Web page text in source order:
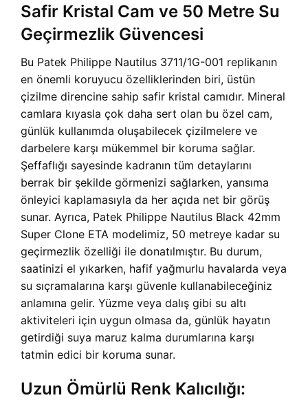
Safir Kristal Cam ve 50 Metre Su
Geçirmezlik Güvencesi
Bu Patek Philippe Nautilus 3711/1G-001 replikanın
en önemli koruyucu özelliklerinden biri, üstün
çizilme direncine sahip safir kristal camıdır. Mineral
camlara kıyasla çok daha sert olan bu özel cam,
günlük kullanımda oluşabilecek çizilmelere ve
darbelere karşı mükemmel bir koruma sağlar.
Şeffaflığı sayesinde kadranın tüm detaylarını
berrak bir şekilde görmenizi sağlarken, yansıma
önleyici kaplamasıyla da her açıda net bir görüş
sunar. Ayrıca, Patek Philippe Nautilus Black 42mm
Super Clone ETA modelimiz, 50 metreye kadar su
geçirmezlik özelliği ile donatılmıştır. Bu durum,
saatinizi el yıkarken, hafif yağmurlu havalarda veya
su sıçramalarına karşı güvenle kullanabileceğiniz
anlamına gelir. Yüzme veya dalış gibi su altı
aktiviteleri için uygun olmasa da, günlük hayatın
getirdiği suya maruz kalma durumlarına karşı
tatmin edici bir koruma sunar.
Uzun Ömürlü Renk Kalıcılığı: